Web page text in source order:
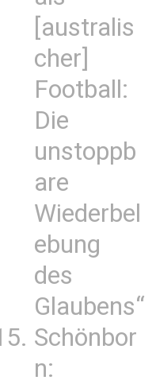
[australis
cher]
Football:
Die
unstoppb
are
Wiederbel
ebung
des
Glaubens“
Schönbor
n: